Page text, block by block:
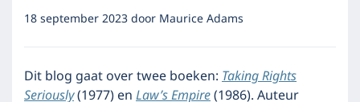
18 september 2023door Maurice Adams
Dit blog gaat over twee boeken:Taking Rights
Seriously(1977) enLaw’s Empire(1986). Auteur